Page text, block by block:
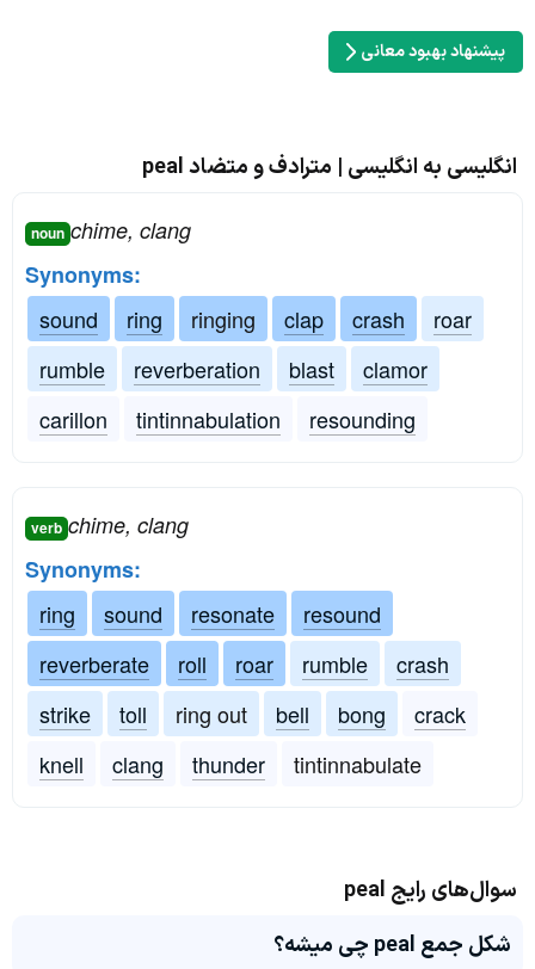
پیشنهاد بهبود معانی
انگلیسی به انگلیسی | مترادف و متضاد peal
noun chime, clang
Synonyms:
sound
ring ringing clap crash
roar
rumble
reverberation blast
clamor
carillon
tintinnabulation resounding
verb chime, clang
Synonyms:
ring
sound resonate
resound
reverberate
roll roar rumble
crash
strike
toll ring out bell bong
crack
knell
clang thunder tintinnabulate
سوال‌های رایج peal
شکل جمع peal چی میشه؟